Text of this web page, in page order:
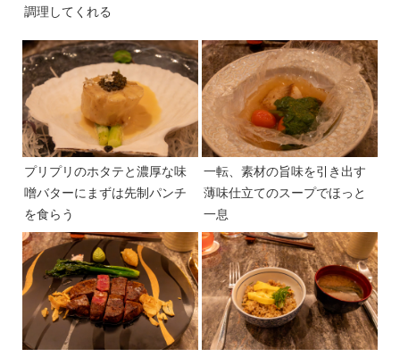
調理してくれる
プリプリのホタテと濃厚な味
噌バターにまずは先制パンチ
を食らう
一転、素材の旨味を引き出す
薄味仕立てのスープでほっと
一息